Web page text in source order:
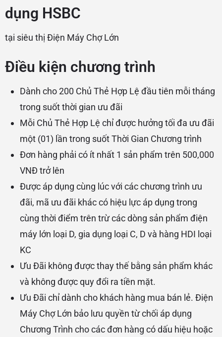
dụng HSBC
tại siêu thị Điện Máy Chợ Lớn
Điều kiện chương trình
Dành cho 200 Chủ Thẻ Hợp Lệ đầu tiên mỗi tháng
trong suốt thời gian ưu đãi
Mỗi Chủ Thẻ Hợp Lệ chỉ được hưởng tối đa ưu đãi
một (01) lần trong suốt Thời Gian Chương trình
Đơn hàng phải có ít nhất 1 sản phẩm trên 500,000
VNĐ trở lên
Được áp dụng cùng lúc với các chương trình ưu
đãi, mã ưu đãi khác có hiệu lực áp dụng trong
cùng thời điểm trên trừ các dòng sản phẩm điện
máy lớn loại D, gia dụng loại C, D và hàng HDI loại
KC
Ưu Đãi không được thay thế bằng sản phẩm khác
và không được quy đổi ra tiền mặt.
Ưu Đãi chỉ dành cho khách hàng mua bán lẻ. Điện
Máy Chợ Lớn bảo lưu quyền từ chối áp dụng
Chương Trình cho các đơn hàng có dấu hiệu hoặc